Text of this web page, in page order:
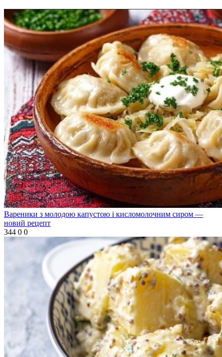
Вареники з молодою капустою і кисломолочним сиром —
новий рецепт
344 0 0